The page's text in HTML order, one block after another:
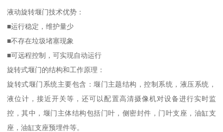
液动旋转堰门技术优势：
■运行稳定，维护量少
■不存在垃圾堵塞现象
■可远程控制，可实现自动运行
旋转式堰门的结构和工作原理：
旋转式堰门系统主要包含：堰门主题结构，控制系统，液压系统，
液位计，接近开关等，还可以配置高清摄像机对设备进行实时监
控，其中，堰门主体结构包括门叶，侧密封件，门叶支座，油缸支
座，油缸支座预埋件等。